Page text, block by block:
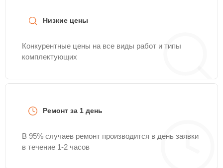
Низкие цены
Конкурентные цены на все виды работ и типы
комплектующих
Ремонт за 1 день
В 95% случаев ремонт производится в день заявки
в течение 1-2 часов